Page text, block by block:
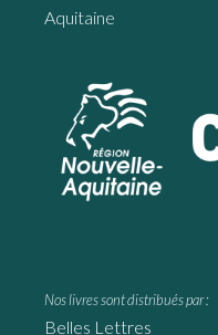
Aquitaine
Nos livres sont distribués par :
Belles Lettres